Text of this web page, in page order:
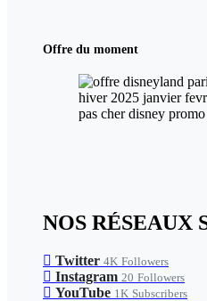
Offre du moment
NOS RÉSEAUX
Twitter 4K Followers
Instagram 20 Followers
YouTube 1K Subscribers